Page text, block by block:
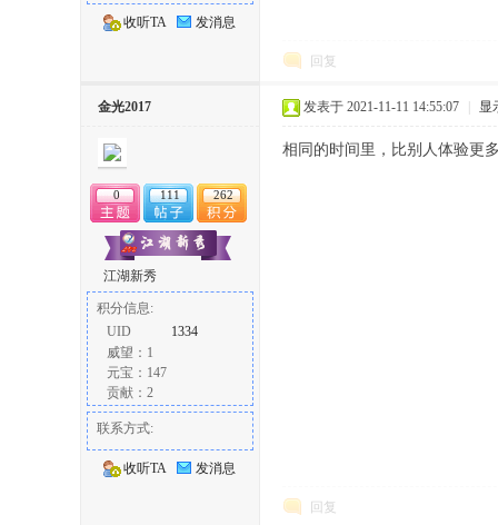
论
收听TA 发消息
回复
金光2017
0 111 262
江湖新秀
积分信息:
UID
1334
威望：1
元宝：147
贡献：2
联系方式:
收听TA 发消息
发表于 2021-11-11 14:55:07 显
相同的时间里，比别人体验更
回复